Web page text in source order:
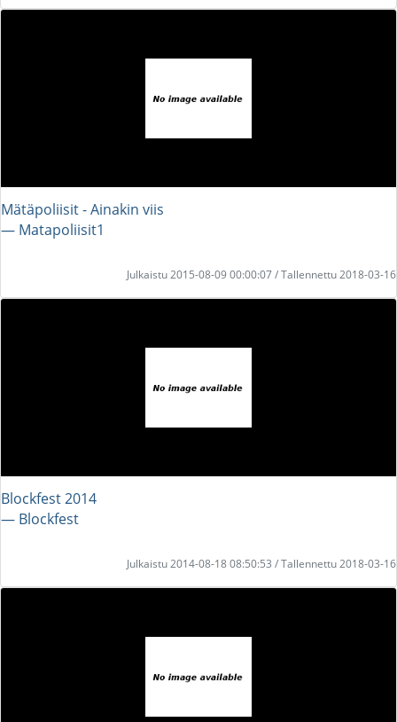
Mätäpoliisit - Ainakin viis
― Matapoliisit1
Julkaistu 2015-08-09 00:00:07 / Tallennettu 2018-03-16
Blockfest 2014
― Blockfest
Julkaistu 2014-08-18 08:50:53 / Tallennettu 2018-03-16